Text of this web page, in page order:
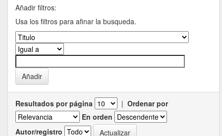
Añadir filtros:
Usa los filtros para afinar la busqueda.
Resultados por página | Ordenar por
En orden
Autor/registro